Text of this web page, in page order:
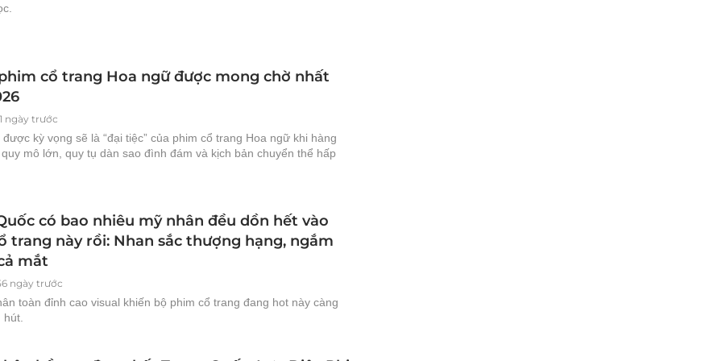
ngày trước
cổ trang Hoa ngữ được mong chờ nhất
kỳ vọng sẽ là “đại tiệc” của phim cổ trang Hoa ngữ khi hàng
mô lớn, quy tụ dàn sao đình đám và kịch bản chuyển thể hấp
ngày trước
có bao nhiêu mỹ nhân đều dồn hết vào
trang này rồi: Nhan sắc thượng hạng, ngắm
mắt
toàn đỉnh cao visual khiến bộ phim cổ trang đang hot này càng
hút.